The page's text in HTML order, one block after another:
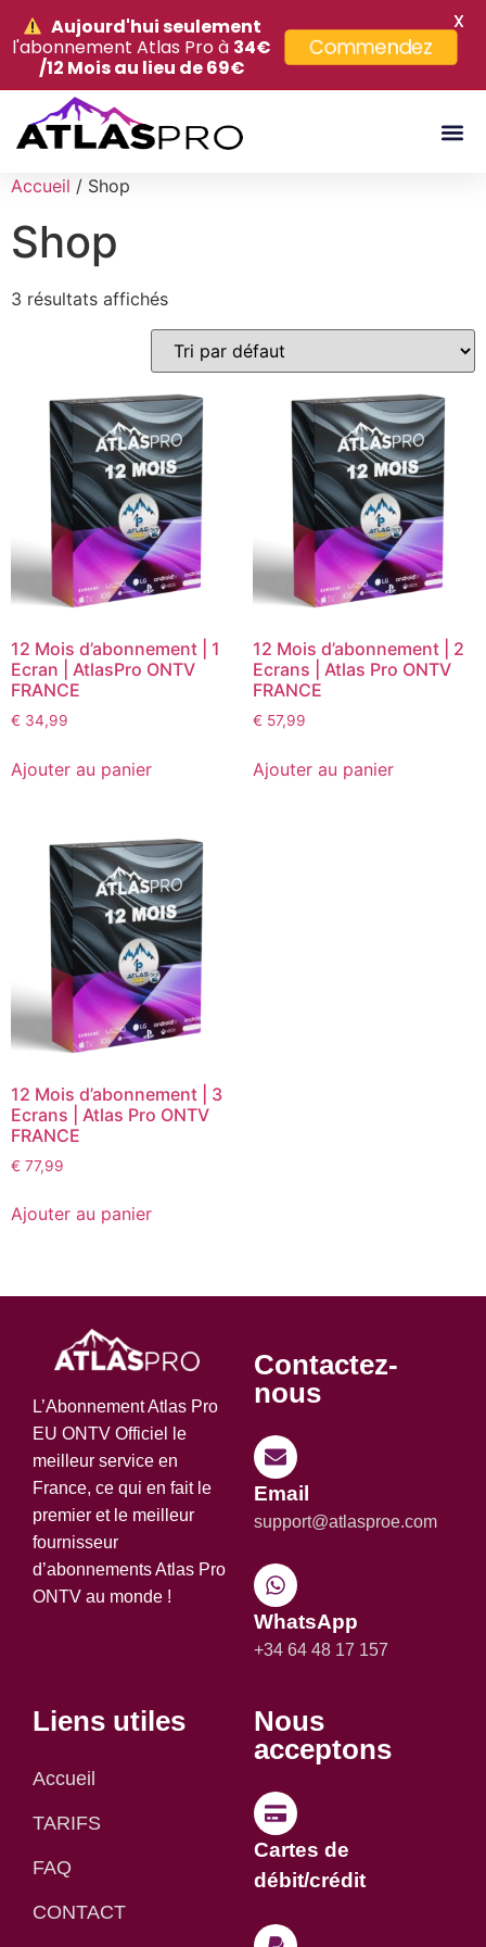
Accueil / Shop
Shop
3 résultats affichés
12 Mois d’abonnement | 1
Ecran | AtlasPro ONTV
FRANCE
€ 34,99
Ajouter au panier
12 Mois d’abonnement | 2
Ecrans | Atlas Pro ONTV
FRANCE
€ 57,99
Ajouter au panier
12 Mois d’abonnement | 3
Ecrans | Atlas Pro ONTV
FRANCE
€ 77,99
Ajouter au panier
L’Abonnement Atlas Pro
EU ONTV Officiel le
meilleur service en
France, ce qui en fait le
premier et le meilleur
fournisseur
d’abonnements Atlas Pro
ONTV au monde !
Contactez-
nous
Email
support@atlasproe.com
WhatsApp
+34 64 48 17 157
Liens utiles
Accueil
TARIFS
FAQ
CONTACT
Nous
acceptons
Cartes de
débit/crédit
Aujourd'hui seulement
l'abonnement Atlas Pro à 34€
/12 Mois au lieu de 69€
Commendez
X